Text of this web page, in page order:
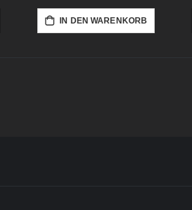
IN DEN WARENKORB